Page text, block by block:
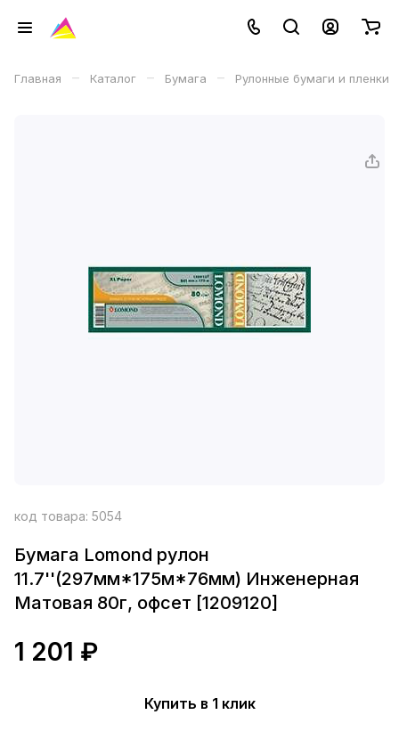
Главная – Каталог – Бумага – Рулонные бумаги и пленки
код товара: 5054
Бумага Lomond рулон
11.7''(297мм*175м*76мм) Инженерная
Матовая 80г, офсет [1209120]
1 201 ₽
Купить в 1 клик